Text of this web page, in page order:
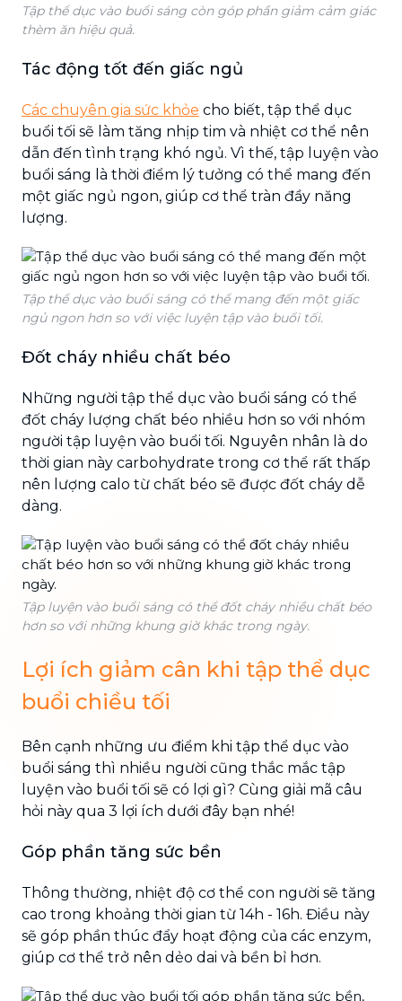
Tập thể dục vào buổi sáng còn góp phần giảm cảm giác
thèm ăn hiệu quả.
Tác động tốt đến giấc ngủ
Các chuyên gia sức khỏe cho biết, tập thể dục
buổi tối sẽ làm tăng nhịp tim và nhiệt cơ thể nên
dẫn đến tình trạng khó ngủ. Vì thế, tập luyện vào
buổi sáng là thời điểm lý tưởng có thể mang đến
một giấc ngủ ngon, giúp cơ thể tràn đầy năng
lượng.
Tập thể dục vào buổi sáng có thể mang đến một giấc
ngủ ngon hơn so với việc luyện tập vào buổi tối.
Đốt cháy nhiều chất béo
Những người tập thể dục vào buổi sáng có thể
đốt cháy lượng chất béo nhiều hơn so với nhóm
người tập luyện vào buổi tối. Nguyên nhân là do
thời gian này carbohydrate trong cơ thể rất thấp
nên lượng calo từ chất béo sẽ được đốt cháy dễ
dàng.
Tập luyện vào buổi sáng có thể đốt cháy nhiều chất béo
hơn so với những khung giờ khác trong ngày.
Lợi ích giảm cân khi tập thể dục
buổi chiều tối
Bên cạnh những ưu điểm khi tập thể dục vào
buổi sáng thì nhiều người cũng thắc mắc tập
luyện vào buổi tối sẽ có lợi gì? Cùng giải mã câu
hỏi này qua 3 lợi ích dưới đây bạn nhé!
Góp phần tăng sức bền
Thông thường, nhiệt độ cơ thể con người sẽ tăng
cao trong khoảng thời gian từ 14h - 16h. Điều này
sẽ góp phần thúc đẩy hoạt động của các enzym,
giúp cơ thể trở nên dẻo dai và bền bỉ hơn.